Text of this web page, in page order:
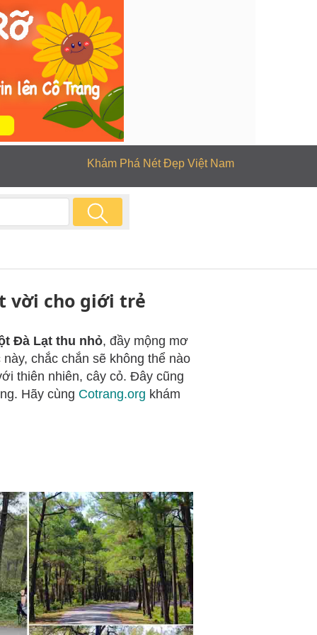
Khám Phá Nét Đẹp Việt Nam
vời cho giới trẻ
Đà Lạt thu nhỏ, đầy mộng mơ
chắc chắn sẽ không thể nào
thiên nhiên, cây cỏ. Đây cũng
Hãy cùng Cotrang.org khám